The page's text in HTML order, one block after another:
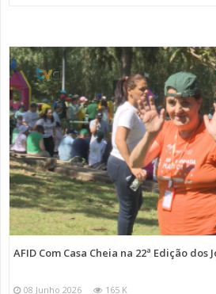
AFID Com Casa Cheia na 22ª Edição dos
08 Junho 2026 165 K